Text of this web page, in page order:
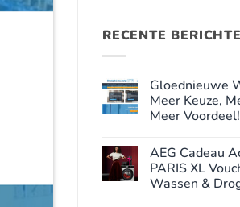
RECENTE
Gloednieuwe
Meer Keuze,
Meer Voordeel!
op
Gloednieuwe
Website!
AEG Cadeau
PARIS XL
Wassen &